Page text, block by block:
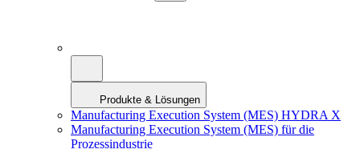
Produkte & Lösungen
Manufacturing Execution System (MES) HYDRA X
Manufacturing Execution System (MES) für die
Prozessindustrie